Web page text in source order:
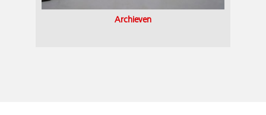
Archieven